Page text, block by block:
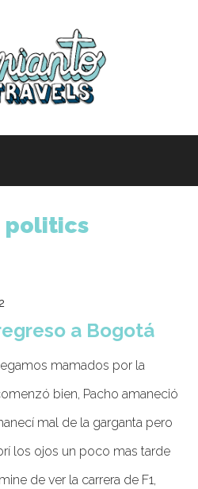
politics
a Bogotá
mamados por la
bien, Pacho amaneció
mal de la garganta pero
los ojos un poco mas tarde
de ver la carrera de F1,